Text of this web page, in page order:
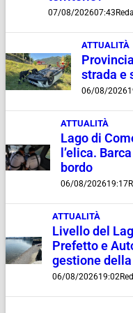
07/08/202607:43
ATTUALITÀ
strada e
06/08/2026
ATTUALITÀ
Lago di
l’elica.
bordo
06/08/202619:17
ATTUALITÀ
Livello del
Prefetto e
gestione
06/08/202619:02